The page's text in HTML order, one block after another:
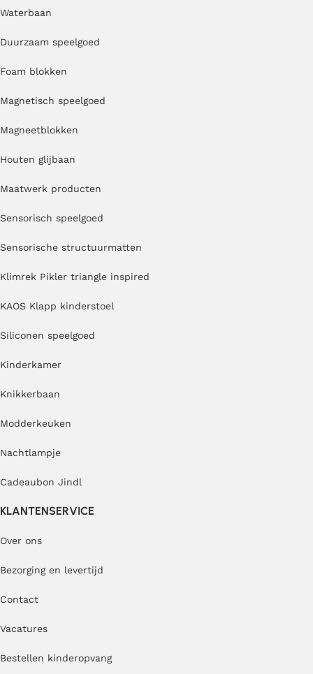
Waterbaan
Duurzaam speelgoed
Foam blokken
Magnetisch speelgoed
Magneetblokken
Houten glijbaan
Maatwerk producten
Sensorisch speelgoed
Sensorische structuurmatten
Klimrek Pikler triangle inspired
KAOS Klapp kinderstoel
Siliconen speelgoed
Kinderkamer
Knikkerbaan
Modderkeuken
Nachtlampje
Cadeaubon Jindl
KLANTENSERVICE
Over ons
Bezorging en levertijd
Contact
Vacatures
Bestellen kinderopvang